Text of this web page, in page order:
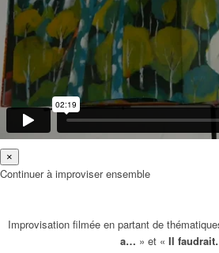
×
Continuer à improviser ensemble
Improvisation filmée en partant de
a… » et « Il